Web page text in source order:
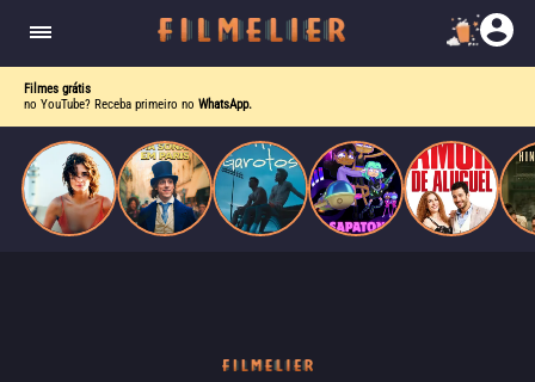
Filmes grátis
no YouTube? Receba primeiro no WhatsApp.
escrevia e a vida real começa a desaparecer.